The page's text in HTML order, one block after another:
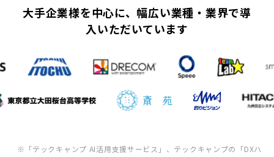
大手企業様を中心に、幅広い業種・業界で導
入いただいています
※「テックキャンプ AI活用支援サービス」、テックキャンプの「DXハ